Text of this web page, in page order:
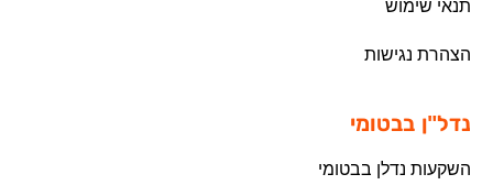
תנאי שימוש
הצהרת נגישות
נדל"ן בבטומי
השקעות נדלן בבטומי